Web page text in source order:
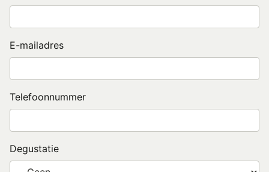
E-mailadres
Telefoonnummer
Degustatie